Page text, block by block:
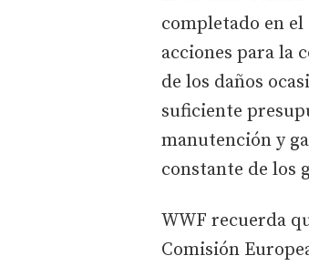
completado en
acciones para la
de los daños
suficiente
manutención y
constante de los
WWF recuerda
Comisión